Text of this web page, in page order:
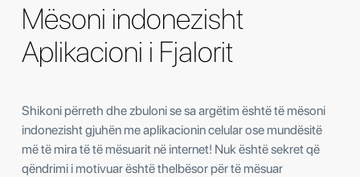
Mësoni indonezisht
Aplikacioni i Fjalorit
Shikoni përreth dhe zbuloni se sa argëtim është të mësoni
indonezisht gjuhën me aplikacionin celular ose mundësitë
më të mira të të mësuarit në internet! Nuk është sekret që
qëndrimi i motivuar është thelbësor për të mësuar